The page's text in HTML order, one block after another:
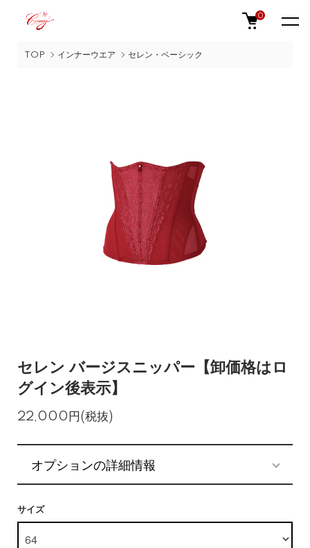
0
TOP インナーウエア セレン・ベーシック
セレン バージスニッパー【卸価格はロ
グイン後表示】
22,000円(税抜)
オプションの詳細情報
サイズ